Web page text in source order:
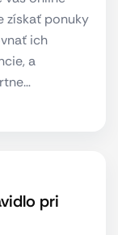
získať ponuky
ich
a
pri